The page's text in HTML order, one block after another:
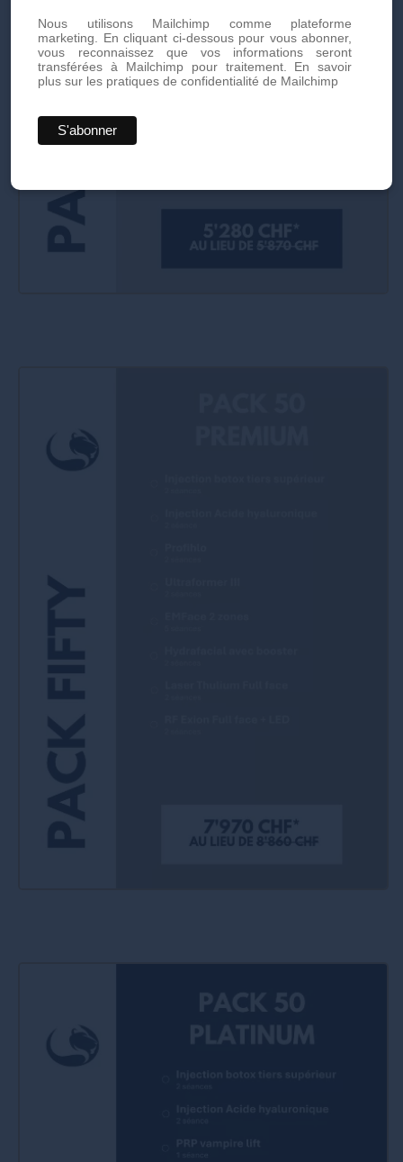
Nous utilisons Mailchimp comme plateforme
marketing. En cliquant ci-dessous pour vous abonner,
vous reconnaissez que vos informations seront
transférées à Mailchimp pour traitement. En savoir
plus sur les pratiques de confidentialité de Mailchimp